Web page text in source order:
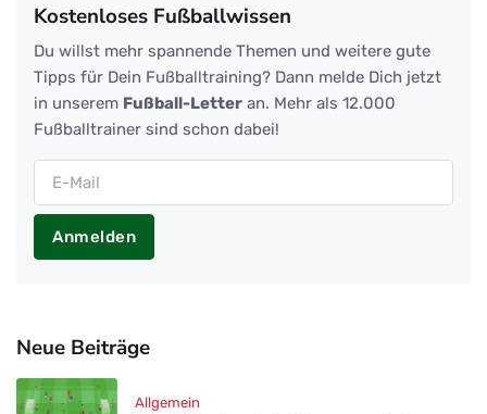
Kostenloses Fußballwissen
Du willst mehr spannende Themen und weitere gute
Tipps für Dein Fußballtraining? Dann melde Dich jetzt
in unserem Fußball-Letter an. Mehr als 12.000
Fußballtrainer sind schon dabei!
Anmelden
Neue Beiträge
Allgemein